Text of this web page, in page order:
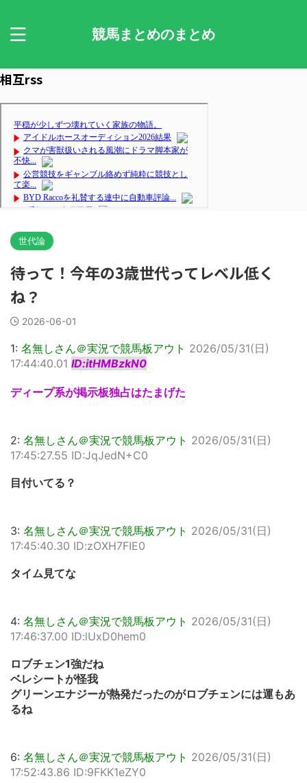
競馬まとめのまとめ
相互rss
世代論
待って！今年の3歳世代ってレベル低く
ね？
2026-06-01
1: 名無しさん＠実況で競馬板アウト 2026/05/31(日)
17:44:40.01 ID:itHMBzkN0
ディープ系が掲示板独占はたまげた
2: 名無しさん＠実況で競馬板アウト 2026/05/31(日)
17:45:27.55 ID:JqJedN+C0
目付いてる？
3: 名無しさん＠実況で競馬板アウト 2026/05/31(日)
17:45:40.30 ID:zOXH7FIE0
タイム見てな
4: 名無しさん＠実況で競馬板アウト 2026/05/31(日)
17:46:37.00 ID:lUxD0hem0
ロブチェン1強だね
ベレシートが怪我
グリーンエナジーが熱発だったのがロブチェンには運もあ
るね
6: 名無しさん＠実況で競馬板アウト 2026/05/31(日)
17:52:43.86 ID:9FKK1eZY0